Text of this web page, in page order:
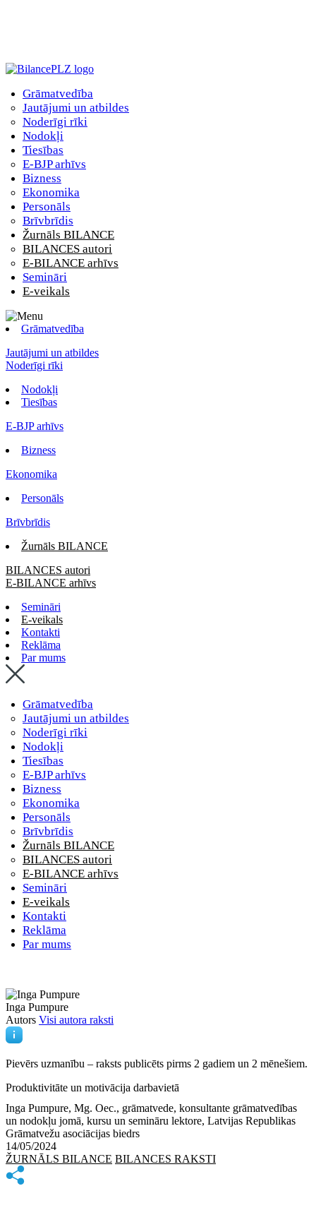
Grāmatvedība
Jautājumi un atbildes
Noderīgi rīki
Nodokļi
Tiesības
E-BJP arhīvs
Bizness
Ekonomika
Personāls
Brīvbrīdis
Žurnāls BILANCE
BILANCES autori
E-BILANCE arhīvs
Semināri
E-veikals
Grāmatvedība
Jautājumi un atbildes
Noderīgi rīki
Nodokļi
Tiesības
E-BJP arhīvs
Bizness
Ekonomika
Personāls
Brīvbrīdis
Žurnāls BILANCE
BILANCES autori
E-BILANCE arhīvs
Semināri
E-veikals
Kontakti
Reklāma
Par mums
Grāmatvedība
Jautājumi un atbildes
Noderīgi rīki
Nodokļi
Tiesības
E-BJP arhīvs
Bizness
Ekonomika
Personāls
Brīvbrīdis
Žurnāls BILANCE
BILANCES autori
E-BILANCE arhīvs
Semināri
E-veikals
Kontakti
Reklāma
Par mums
Inga Pumpure
Autors Visi autora raksti
Pievērs uzmanību – raksts publicēts pirms 2 gadiem un 2 mēnešiem.
Produktivitāte un motivācija darbavietā
Inga Pumpure, Mg. Oec., grāmatvede, konsultante grāmatvedības
un nodokļu jomā, kursu un semināru lektore, Latvijas Republikas
Grāmatvežu asociācijas biedrs
14/05/2024
ŽURNĀLS BILANCE BILANCES RAKSTI